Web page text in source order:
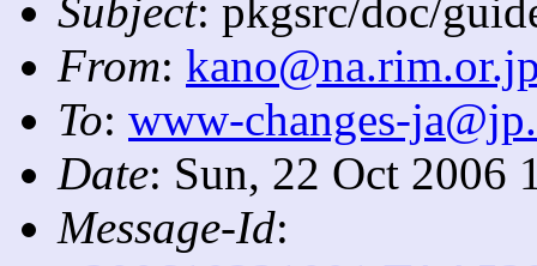
Subject: pkgsrc/doc/
From:
To: www-changes-
Date: Sun, 22 Oct 2006
Message-Id: